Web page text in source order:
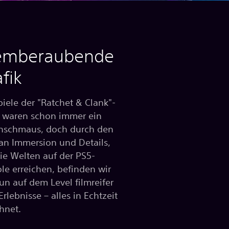
der "Ratchet & Clank"-
waren schon immer ein
doch durch den
Immersion und Details,
Welten auf der PS5-
erreichen, befinden wir
auf dem Level filmreifer
– alles in Echtzeit